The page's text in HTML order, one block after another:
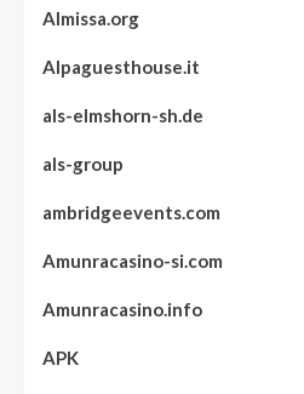
Almissa.org
Alpaguesthouse.it
als-elmshorn-sh.de
als-group
ambridgeevents.com
Amunracasino-si.com
Amunracasino.info
APK